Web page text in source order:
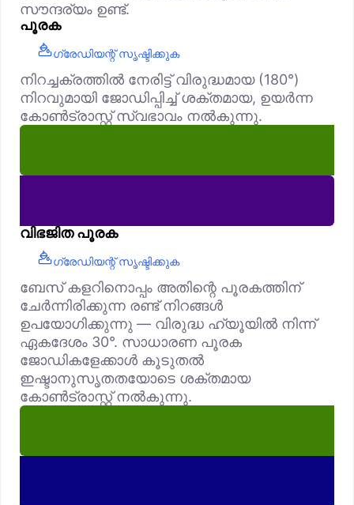
സൗന്ദര്യം ഉണ്ട്.
പൂരക
ഗ്രേഡിയന്റ് സൃഷ്ടിക്കുക
നിറച്ചക്രത്തിൽ നേരിട്ട് വിരുദ്ധമായ (180°)
നിറവുമായി ജോഡിപ്പിച്ച് ശക്തമായ, ഉയർന്ന
കോൺട്രാസ്റ്റ് സ്വഭാവം നൽകുന്നു.
വിഭജിത പൂരക
ഗ്രേഡിയന്റ് സൃഷ്ടിക്കുക
ബേസ് കളറിനൊപ്പം അതിന്റെ പൂരകത്തിന്
ചേർന്നിരിക്കുന്ന രണ്ട് നിറങ്ങൾ
ഉപയോഗിക്കുന്നു — വിരുദ്ധ ഹ്യൂയിൽ നിന്ന്
ഏകദേശം 30°. സാധാരണ പൂരക
ജോഡികളേക്കാൾ കൂടുതൽ
ഇഷ്ടാനുസൃതതയോടെ ശക്തമായ
കോൺട്രാസ്റ്റ് നൽകുന്നു.